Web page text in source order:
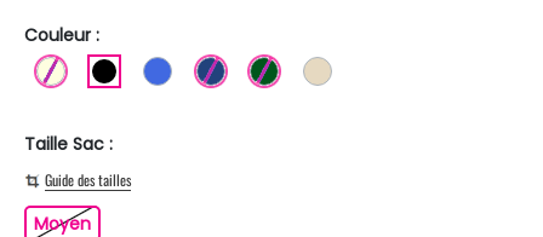
Couleur :
BLANC ECRU
NOIR BLEU ROIBLEU FONCEVERT FONCE
BEIGE
Taille Sac :
Guide des tailles
MoyenMoyen